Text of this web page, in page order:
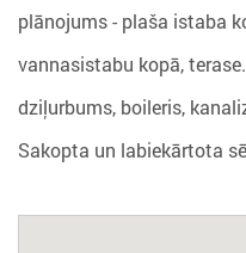
plānojums - plaša istaba
vannasistabu kopā,
dziļurbums, boileris,
Sakopta un labiekārtota